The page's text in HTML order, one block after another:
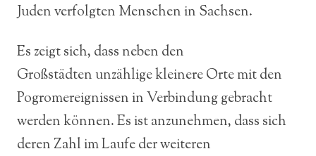
Juden verfolgten Menschen in Sachsen.
Es zeigt sich, dass neben den
Großstädten unzählige kleinere Orte mit den
Pogromereignissen in Verbindung gebracht
werden können. Es ist anzunehmen, dass sich
deren Zahl im Laufe der weiteren